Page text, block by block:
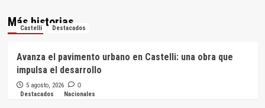
Más historias
Castelli Destacados
Avanza el pavimento urbano en Castelli: una obra que
impulsa el desarrollo
5 agosto, 2026 0
Destacados Nacionales